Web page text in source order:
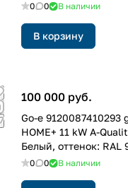
0 0 В наличии
В корзину
100 000 руб.
Go-e 9120087410293
HOME+ 11 kW A-
Белый, оттенок: RAL
0 0 В наличии